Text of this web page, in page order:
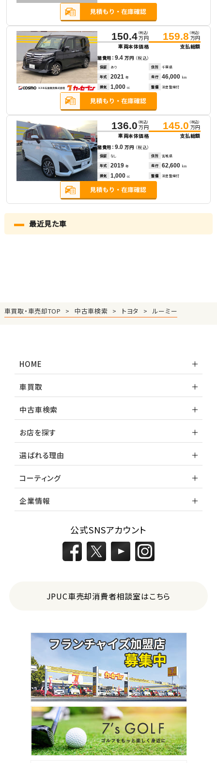
150.4 （税込）
万円
車両本体価格
159.8 （税込）
万円
支払総額
諸費用：9.4万円 （税込）
保証 あり 住所 千葉県
年式 2021 年 走行 46,000 km
排気 1,000 cc 整備 法定整備付
136.0 （税込）
万円
車両本体価格
145.0 （税込）
万円
支払総額
諸費用：9.0万円 （税込）
保証 なし 住所 宮城県
年式 2019 年 走行 62,600 km
排気 1,000 cc 整備 法定整備付
最近見た車
車買取・車売却TOP 中古車検索 トヨタ ルーミー
HOME
車買取
中古車検索
お店を探す
選ばれる理由
コーティング
企業情報
公式SNSアカウント
JPUC車売却消費者相談室はこちら